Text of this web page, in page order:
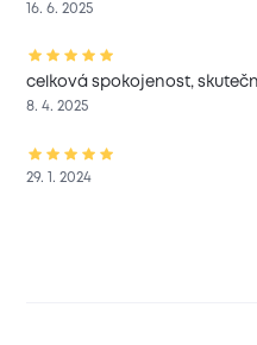
16. 6. 2025
celková spokojenost,
8. 4. 2025
29. 1. 2024